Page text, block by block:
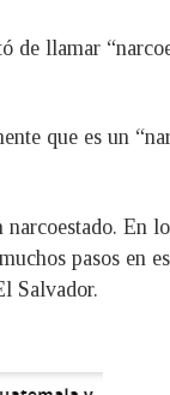
de llamar
que es un
En
pasos en
Salvador.